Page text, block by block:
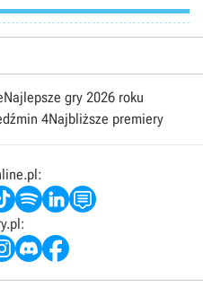
Najlepsze gry 2026 roku
4Najbliższe premiery